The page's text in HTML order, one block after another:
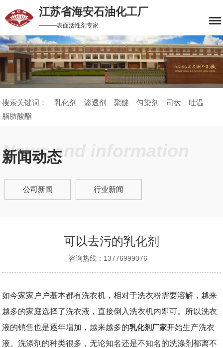
江苏省海安石油化工厂
———表面活性剂专家
搜索关键词： 乳化剂 渗透剂 聚醚 匀染剂 司盘
吐温
脂肪酸酯
News and information
新闻动态
公司新闻 行业新闻
可以去污的乳化剂
咨询热线：13776999076
如今家家户户基本都有洗衣机，相对于洗衣粉需要溶解，越来
越多的家庭选择了洗衣液，直接倒入洗衣机内即可。所以洗衣
液的销售也是逐年增加，越来越多的乳化剂厂家开始生产洗衣
液。洗涤剂的种类很多，无论知名还是不知名的洗涤剂都离不